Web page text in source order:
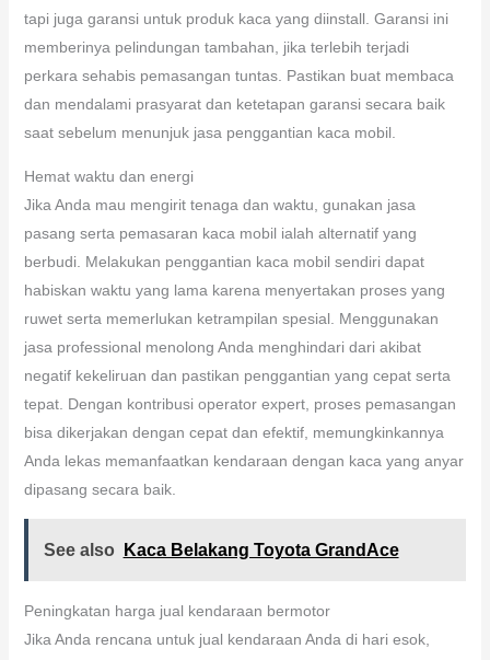
tapi juga garansi untuk produk kaca yang diinstall. Garansi ini
memberinya pelindungan tambahan, jika terlebih terjadi
perkara sehabis pemasangan tuntas. Pastikan buat membaca
dan mendalami prasyarat dan ketetapan garansi secara baik
saat sebelum menunjuk jasa penggantian kaca mobil.
Hemat waktu dan energi
Jika Anda mau mengirit tenaga dan waktu, gunakan jasa
pasang serta pemasaran kaca mobil ialah alternatif yang
berbudi. Melakukan penggantian kaca mobil sendiri dapat
habiskan waktu yang lama karena menyertakan proses yang
ruwet serta memerlukan ketrampilan spesial. Menggunakan
jasa professional menolong Anda menghindari dari akibat
negatif kekeliruan dan pastikan penggantian yang cepat serta
tepat. Dengan kontribusi operator expert, proses pemasangan
bisa dikerjakan dengan cepat dan efektif, memungkinkannya
Anda lekas memanfaatkan kendaraan dengan kaca yang anyar
dipasang secara baik.
See also Kaca Belakang Toyota GrandAce
Peningkatan harga jual kendaraan bermotor
Jika Anda rencana untuk jual kendaraan Anda di hari esok,